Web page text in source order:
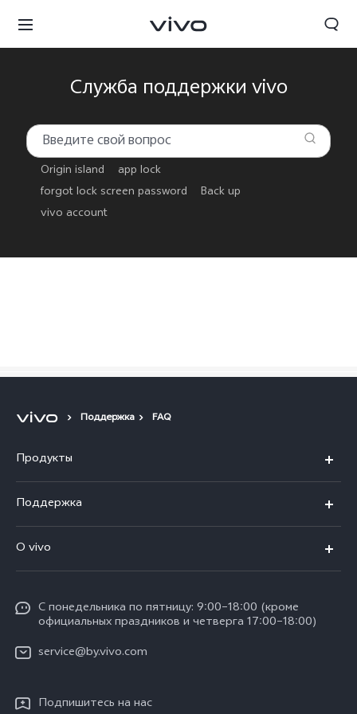
Служба поддержки vivo
Origin island
app lock
forgot lock screen password
Back up
vivo account
Поддержка FAQ
Продукты
V30 5G
V30 Lite
Y17s
Y18
Поддержка
Сервисный центр
Funtouch OS
IMEI аутентификация
Обновление системы
Инструкции по гарантии vivo
O vivo
Карьера в vivo
Юридическая информация
Центр конфиденциальности vivo
С понедельника по пятницу: 9:00–18:00 (кроме
официальных праздников и четверга 17:00–18:00)
service@by.vivo.com
Подпишитесь на нас